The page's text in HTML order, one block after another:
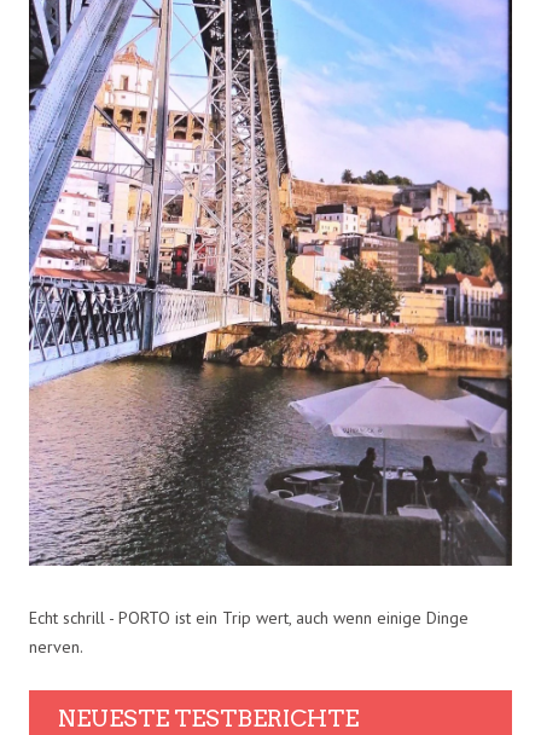
Echt schrill - PORTO ist ein Trip wert, auch wenn einige Dinge
nerven.
NEUESTE TESTBERICHTE